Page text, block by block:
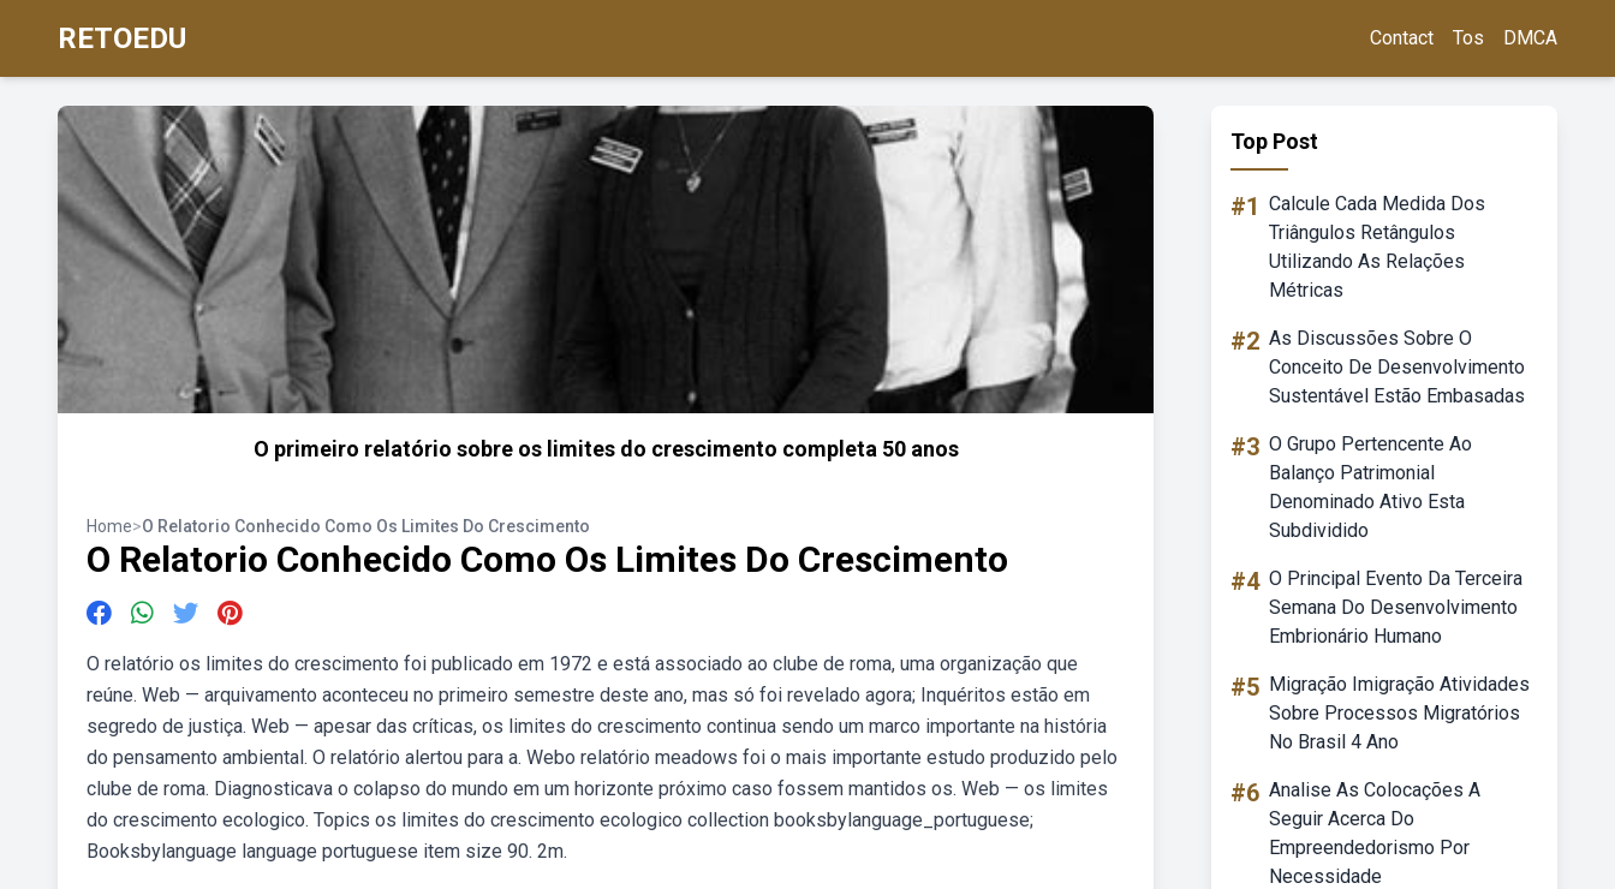
RETOEDU Contact Tos DMCA
O primeiro relatório sobre os limites do crescimento completa 50 anos
Home>O Relatorio Conhecido Como Os Limites Do Crescimento
O Relatorio Conhecido Como Os Limites Do Crescimento
O relatório os limites do crescimento foi publicado em 1972 e está associado ao clube de roma, uma organização que
reúne. Web — arquivamento aconteceu no primeiro semestre deste ano, mas só foi revelado agora; Inquéritos estão em
segredo de justiça. Web — apesar das críticas, os limites do crescimento continua sendo um marco importante na história
do pensamento ambiental. O relatório alertou para a. Webo relatório meadows foi o mais importante estudo produzido pelo
clube de roma. Diagnosticava o colapso do mundo em um horizonte próximo caso fossem mantidos os. Web — os limites
do crescimento ecologico. Topics os limites do crescimento ecologico collection booksbylanguage_portuguese;
Booksbylanguage language portuguese item size 90. 2m.
Top Post
#1 Calcule Cada Medida Dos
Triângulos Retângulos
Utilizando As Relações
Métricas
#2 As Discussões Sobre O
Conceito De Desenvolvimento
Sustentável Estão Embasadas
#3 O Grupo Pertencente Ao
Balanço Patrimonial
Denominado Ativo Esta
Subdividido
#4 O Principal Evento Da Terceira
Semana Do Desenvolvimento
Embrionário Humano
#5 Migração Imigração Atividades
Sobre Processos Migratórios
No Brasil 4 Ano
#6 Analise As Colocações A
Seguir Acerca Do
Empreendedorismo Por
Necessidade